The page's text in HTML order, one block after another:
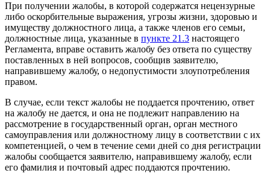
При получении жалобы, в которой содержатся нецензурные
либо оскорбительные выражения, угрозы жизни, здоровью и
имуществу должностного лица, а также членов его семьи,
должностные лица, указанные в пункте 21.3 настоящего
Регламента, вправе оставить жалобу без ответа по существу
поставленных в ней вопросов, сообщив заявителю,
направившему жалобу, о недопустимости злоупотребления
правом.
В случае, если текст жалобы не поддается прочтению, ответ
на жалобу не дается, и она не подлежит направлению на
рассмотрение в государственный орган, орган местного
самоуправления или должностному лицу в соответствии с их
компетенцией, о чем в течение семи дней со дня регистрации
жалобы сообщается заявителю, направившему жалобу, если
его фамилия и почтовый адрес поддаются прочтению.